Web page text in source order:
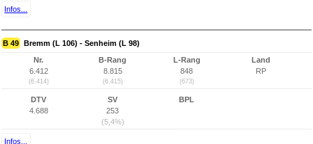
Infos...
B 49 Bremm (L 106) - Senheim (L 98)
Nr.
6.412
(6.414)
B-Rang
8.815
(6.415)
L-Rang
848
(673)
Land
RP
DTV
4.688
SV
253
(5,4%)
BPL
Infos...